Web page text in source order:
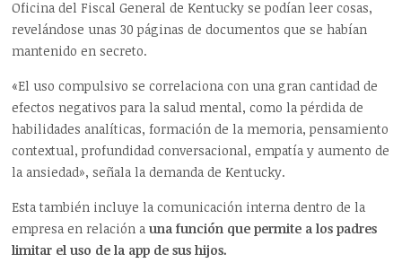
Oficina del Fiscal General de Kentucky se podían leer cosas,
revelándose unas 30 páginas de documentos que se habían
mantenido en secreto.
«El uso compulsivo se correlaciona con una gran cantidad de
efectos negativos para la salud mental, como la pérdida de
habilidades analíticas, formación de la memoria, pensamiento
contextual, profundidad conversacional, empatía y aumento de
la ansiedad», señala la demanda de Kentucky.
Esta también incluye la comunicación interna dentro de la
empresa en relación auna función que permite a los padres
limitar el uso de la app de sus hijos.